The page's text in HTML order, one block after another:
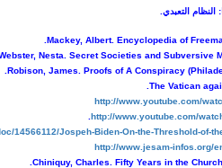
http://www.youtube.com/
http://www.youtube.com/
14566112/Jospeh-Biden-On-the-Threshold-of-
http://www.jesam-infos.org/